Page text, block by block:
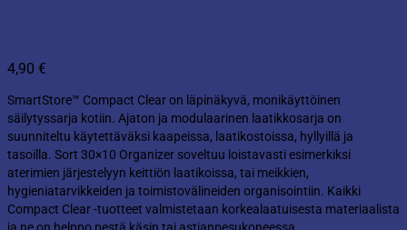
4,90 €
SmartStore™ Compact Clear on läpinäkyvä, monikäyttöinen
säilytyssarja kotiin. Ajaton ja modulaarinen laatikkosarja on
suunniteltu käytettäväksi kaapeissa, laatikostoissa, hyllyillä ja
tasoilla. Sort 30×10 Organizer soveltuu loistavasti esimerkiksi
aterimien järjestelyyn keittiön laatikoissa, tai meikkien,
hygieniatarvikkeiden ja toimistovälineiden organisointiin. Kaikki
Compact Clear -tuotteet valmistetaan korkealaatuisesta materiaalista